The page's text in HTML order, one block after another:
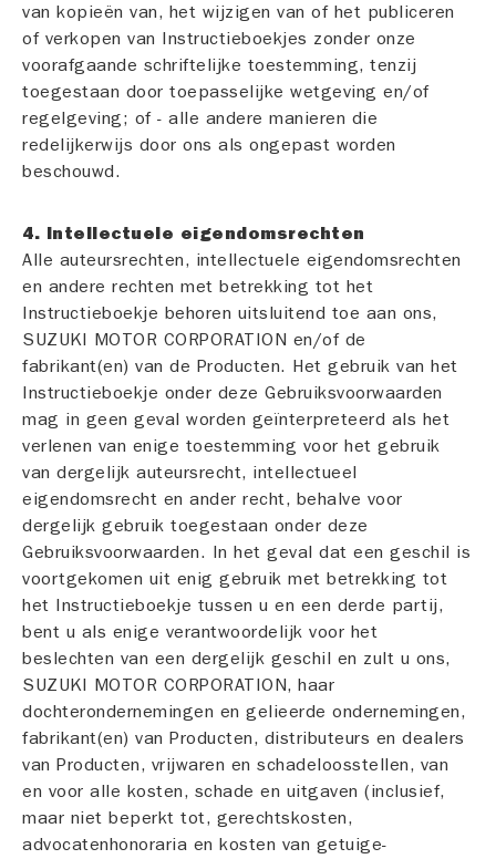
van kopieën van, het wijzigen van of het publiceren
of verkopen van Instructieboekjes zonder onze
voorafgaande schriftelijke toestemming, tenzij
toegestaan door toepasselijke wetgeving en/of
regelgeving; of - alle andere manieren die
redelijkerwijs door ons als ongepast worden
beschouwd.
4. Intellectuele eigendomsrechten
Alle auteursrechten, intellectuele eigendomsrechten
en andere rechten met betrekking tot het
Instructieboekje behoren uitsluitend toe aan ons,
SUZUKI MOTOR CORPORATION en/of de
fabrikant(en) van de Producten. Het gebruik van het
Instructieboekje onder deze Gebruiksvoorwaarden
mag in geen geval worden geïnterpreteerd als het
verlenen van enige toestemming voor het gebruik
van dergelijk auteursrecht, intellectueel
eigendomsrecht en ander recht, behalve voor
dergelijk gebruik toegestaan onder deze
Gebruiksvoorwaarden. In het geval dat een geschil is
voortgekomen uit enig gebruik met betrekking tot
het Instructieboekje tussen u en een derde partij,
bent u als enige verantwoordelijk voor het
beslechten van een dergelijk geschil en zult u ons,
SUZUKI MOTOR CORPORATION, haar
dochterondernemingen en gelieerde ondernemingen,
fabrikant(en) van Producten, distributeurs en dealers
van Producten, vrijwaren en schadeloosstellen, van
en voor alle kosten, schade en uitgaven (inclusief,
maar niet beperkt tot, gerechtskosten,
advocatenhonoraria en kosten van getuige-